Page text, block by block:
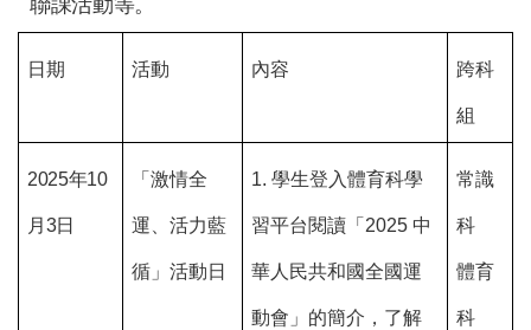
聯課活動等。
日期 活動 內容 跨科
組
2025年10
月3日
「激情全
運、活力藍
循」活動日
1. 學生登入體育科學
習平台閱讀「2025 中
華人民共和國全國運
動會」的簡介，了解
常識
科
體育
科